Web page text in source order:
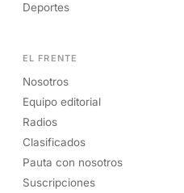
Deportes
EL FRENTE
Nosotros
Equipo editorial
Radios
Clasificados
Pauta con nosotros
Suscripciones